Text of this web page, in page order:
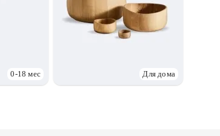
0-18 мес Для дома